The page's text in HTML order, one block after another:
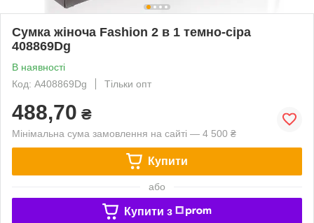
Сумка жіноча Fashion 2 в 1 темно-сіра
408869Dg
В наявності
Код: A408869Dg
Тільки опт
488,70 ₴
Мінімальна сума замовлення на сайті — 4 500 ₴
Купити
або
Купити з